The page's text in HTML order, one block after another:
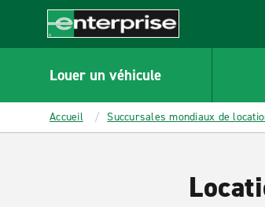
CONTENT
Enterprise
Louer un véhicule
Accueil Succursales mondiaux de